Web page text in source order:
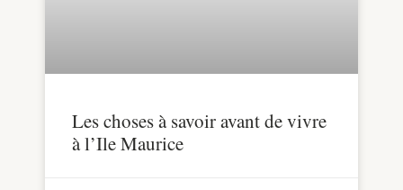
Les choses à savoir avant de vivre
à l’Ile Maurice